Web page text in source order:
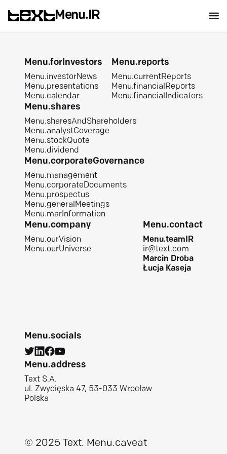
Menu.IR
Menu.forInvestors
Menu.investorNews
Menu.presentations
Menu.calendar
Menu.reports
Menu.currentReports
Menu.financialReports
Menu.financialIndicators
Menu.shares
Menu.sharesAndShareholders
Menu.analystCoverage
Menu.stockQuote
Menu.dividend
Menu.corporateGovernance
Menu.management
Menu.corporateDocuments
Menu.prospectus
Menu.generalMeetings
Menu.marInformation
Menu.company
Menu.ourVision
Menu.ourUniverse
Menu.contact
Menu.teamIR
ir@text.com
Marcin Droba
Łucja Kaseja
Menu.socials
Menu.address
Text S.A.
ul. Zwycięska 47, 53-033 Wrocław
Polska
© 2025 Text. Menu.caveat